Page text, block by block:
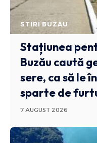
STIRI BUZAU
Stațiunea
Buzău caută
sere, ca să le
sparte de
7 AUGUST 2026